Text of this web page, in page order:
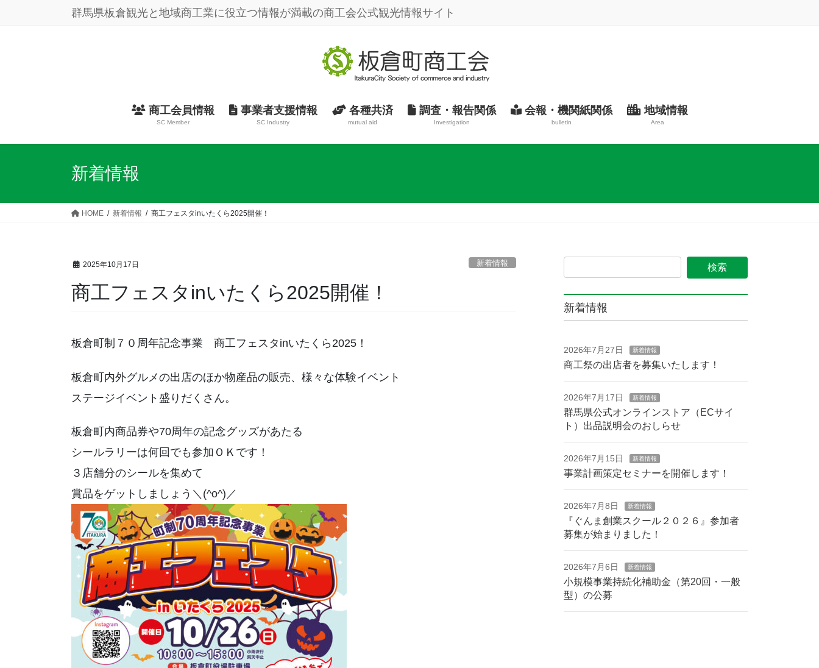
群馬県板倉観光と地域商工業に役立つ情報が満載の商工会公式観光情報サイト
商工会員情報
SC Member
事業者支援情報
SC Industry
各種共済
mutual aid
調査・報告関係
Investigation
会報・機関紙関係
bulletin
地域情報
Area
新着情報
HOME 新着情報 商工フェスタinいたくら2025開催！
2025年10月17日 新着情報
商工フェスタinいたくら2025開催！
板倉町制７０周年記念事業 商工フェスタinいたくら2025！
板倉町内外グルメの出店のほか物産品の販売、様々な体験イベント
ステージイベント盛りだくさん。
板倉町内商品券や70周年の記念グッズがあたる
シールラリーは何回でも参加ＯＫです！
３店舗分のシールを集めて
賞品をゲットしましょう＼(^o^)／
新着情報
2026年7月27日 新着情報
商工祭の出店者を募集いたします！
2026年7月17日 新着情報
群馬県公式オンラインストア（ECサイ
ト）出品説明会のおしらせ
2026年7月15日 新着情報
事業計画策定セミナーを開催します！
2026年7月8日 新着情報
『ぐんま創業スクール２０２６』参加者
募集が始まりました！
2026年7月6日 新着情報
小規模事業持続化補助金（第20回・一般
型）の公募